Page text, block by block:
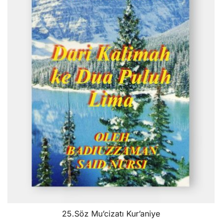
25.Söz Mu’cizatı Kur’aniye